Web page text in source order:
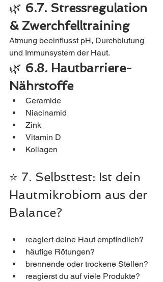
🌿 6.7. Stressregulation
& Zwerchfelltraining
Atmung beeinflusst pH, Durchblutung
und Immunsystem der Haut.
🌿 6.8. Hautbarriere-
Nährstoffe
Ceramide
Niacinamid
Zink
Vitamin D
Kollagen
⭐ 7. Selbsttest: Ist dein
Hautmikrobiom aus der
Balance?
reagiert deine Haut empfindlich?
häufige Rötungen?
brennende oder trockene Stellen?
reagierst du auf viele Produkte?